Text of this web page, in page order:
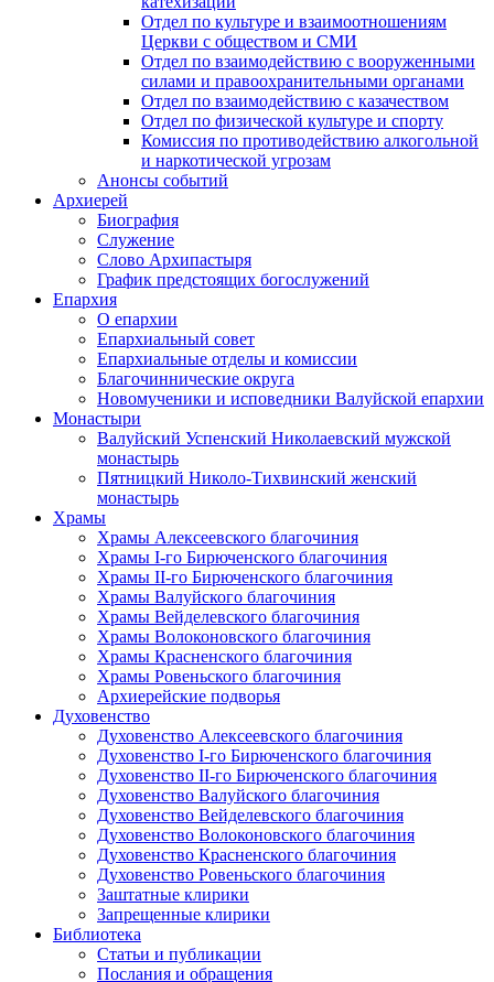
Отдел по культуре и взаимоотношениям
Церкви с обществом и СМИ
Отдел по взаимодействию с вооруженными
силами и правоохранительными органами
Отдел по взаимодействию с казачеством
Отдел по физической культуре и спорту
Комиссия по противодействию алкогольной
и наркотической угрозам
Анонсы событий
Архиерей
Биография
Служение
Слово Архипастыря
График предстоящих богослужений
Епархия
О епархии
Епархиальный совет
Епархиальные отделы и комиссии
Благочиннические округа
Новомученики и исповедники Валуйской епархии
Монастыри
Валуйский Успенский Николаевский мужской
монастырь
Пятницкий Николо-Тихвинский женский
монастырь
Храмы
Храмы Алексеевского благочиния
Храмы I-го Бирюченского благочиния
Храмы II-го Бирюченского благочиния
Храмы Валуйского благочиния
Храмы Вейделевского благочиния
Храмы Волоконовского благочиния
Храмы Красненского благочиния
Храмы Ровеньского благочиния
Архиерейские подворья
Духовенство
Духовенство Алексеевского благочиния
Духовенство I-го Бирюченского благочиния
Духовенство II-го Бирюченского благочиния
Духовенство Валуйского благочиния
Духовенство Вейделевского благочиния
Духовенство Волоконовского благочиния
Духовенство Красненского благочиния
Духовенство Ровеньского благочиния
Заштатные клирики
Запрещенные клирики
Библиотека
Статьи и публикации
Послания и обращения